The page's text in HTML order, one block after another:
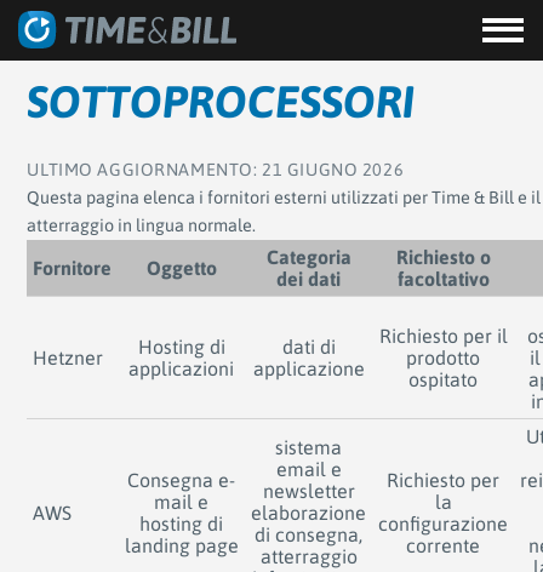
SOTTOPROCESSORI
ULTIMO AGGIORNAMENTO: 21 GIUGNO 2026
Questa pagina elenca i fornitori esterni utilizzati per Time & Bill e
atterraggio in lingua normale.
Fornitore Oggetto
Categoria
dei dati
Richiesto o
facoltativo
Hetzner
Hosting di
applicazioni
dati di
applicazione
Richiesto per il
prodotto
ospitato
il
AWS
Consegna e-
mail e
hosting di
landing page
sistema
email e
newsletter
elaborazione
di consegna,
atterraggio
Richiesto per
la
configurazione
corrente